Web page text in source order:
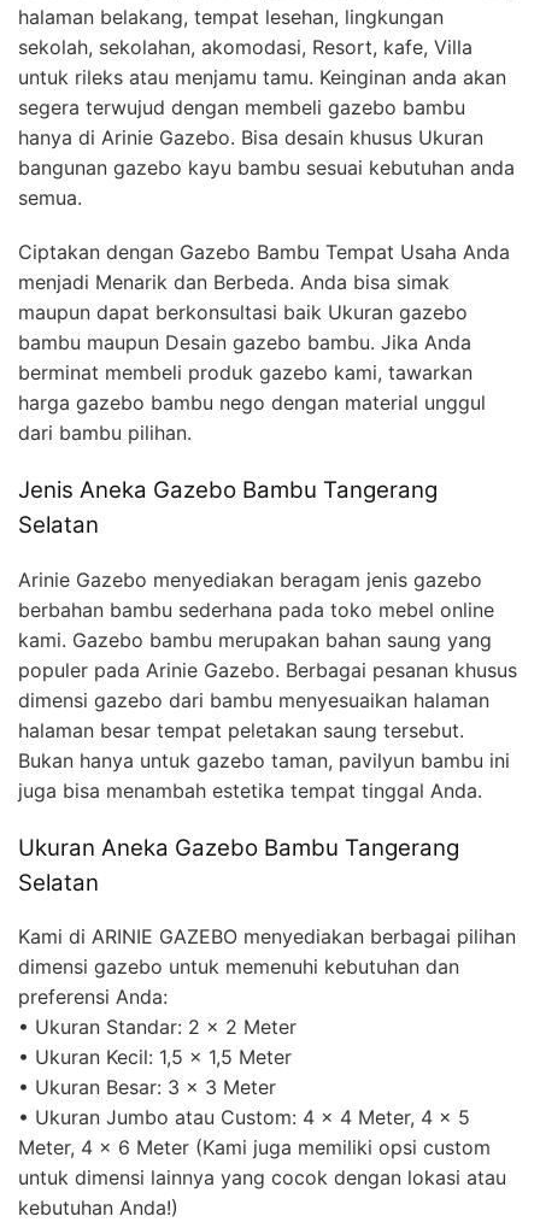
halaman belakang, tempat lesehan, lingkungan
sekolah, sekolahan, akomodasi, Resort, kafe, Villa
untuk rileks atau menjamu tamu. Keinginan anda akan
segera terwujud dengan membeli gazebo bambu
hanya di Arinie Gazebo. Bisa desain khusus Ukuran
bangunan gazebo kayu bambu sesuai kebutuhan anda
semua.
Ciptakan dengan Gazebo Bambu Tempat Usaha Anda
menjadi Menarik dan Berbeda. Anda bisa simak
maupun dapat berkonsultasi baik Ukuran gazebo
bambu maupun Desain gazebo bambu. Jika Anda
berminat membeli produk gazebo kami, tawarkan
harga gazebo bambu nego dengan material unggul
dari bambu pilihan.
Jenis Aneka Gazebo Bambu Tangerang
Selatan
Arinie Gazebo menyediakan beragam jenis gazebo
berbahan bambu sederhana pada toko mebel online
kami. Gazebo bambu merupakan bahan saung yang
populer pada Arinie Gazebo. Berbagai pesanan khusus
dimensi gazebo dari bambu menyesuaikan halaman
halaman besar tempat peletakan saung tersebut.
Bukan hanya untuk gazebo taman, pavilyun bambu ini
juga bisa menambah estetika tempat tinggal Anda.
Ukuran Aneka Gazebo Bambu Tangerang
Selatan
Kami di ARINIE GAZEBO menyediakan berbagai pilihan
dimensi gazebo untuk memenuhi kebutuhan dan
preferensi Anda:
• Ukuran Standar: 2 x 2 Meter
• Ukuran Kecil: 1,5 x 1,5 Meter
• Ukuran Besar: 3 x 3 Meter
• Ukuran Jumbo atau Custom: 4 x 4 Meter, 4 x 5
Meter, 4 x 6 Meter (Kami juga memiliki opsi custom
untuk dimensi lainnya yang cocok dengan lokasi atau
kebutuhan Anda!)